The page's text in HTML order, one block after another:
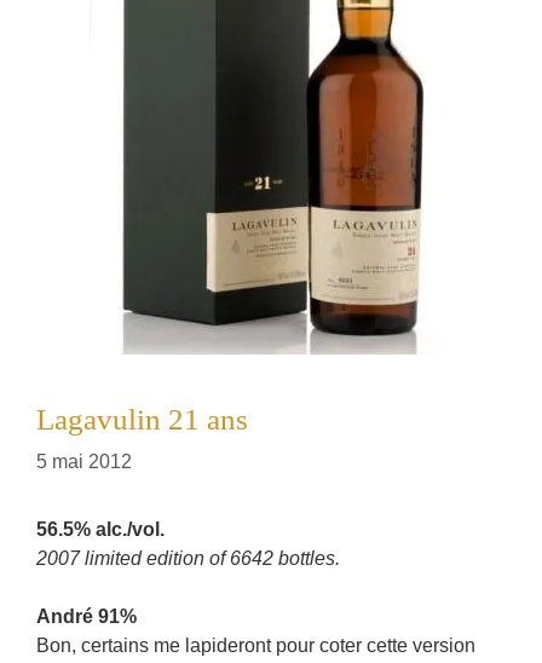
Lagavulin 21 ans
5 mai 2012
56.5% alc./vol.
2007 limited edition of 6642 bottles.
André 91%
Bon, certains me lapideront pour coter cette version